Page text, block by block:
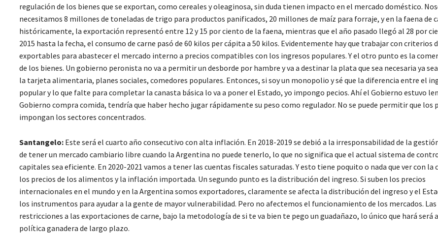
regulación de los bienes que se exportan, como cereales y oleaginosa, sin duda tienen impacto en el mercado doméstico.
necesitamos 8 millones de toneladas de trigo para productos panificados, 20 millones de maíz para forraje, y en la faena de
históricamente, la exportación representó entre 12 y 15 por ciento de la faena, mientras que el año pasado llegó al 28 por
2015 hasta la fecha, el consumo de carne pasó de 60 kilos per cápita a 50 kilos. Evidentemente hay que trabajar con criterios
exportables para abastecer el mercado interno a precios compatibles con los ingresos populares. Y el otro punto es la
de los bienes. Un gobierno peronista no va a permitir un desborde por hambre y va a destinar la plata que sea necesaria ya
la tarjeta alimentaria, planes sociales, comedores populares. Entonces, si soy un monopolio y sé que la diferencia entre el
popular y lo que falte para completar la canasta básica lo va a poner el Estado, yo impongo pecios. Ahí el Gobierno estuvo
Gobierno compra comida, tendría que haber hecho jugar rápidamente su peso como regulador. No se puede permitir que los
impongan los sectores concentrados.
Santangelo: Este será el cuarto año consecutivo con alta inflación. En 2018-2019 se debió a la irresponsabilidad de la
de tener un mercado cambiario libre cuando la Argentina no puede tenerlo, lo que no significa que el actual sistema de
capitales sea eficiente. En 2020-2021 vamos a tener las cuentas fiscales saturadas. Y esto tiene poquito o nada que ver con la
los precios de los alimentos y la inflación importada. Un segundo punto es la distribución del ingreso. Si suben los precios
internacionales en el mundo y en la Argentina somos exportadores, claramente se afecta la distribución del ingreso y el
los instrumentos para ayudar a la gente de mayor vulnerabilidad. Pero no afectemos el funcionamiento de los mercados. Las
restricciones a las exportaciones de carne, bajo la metodología de si te va bien te pego un guadañazo, lo único que hará será
política ganadera de largo plazo.